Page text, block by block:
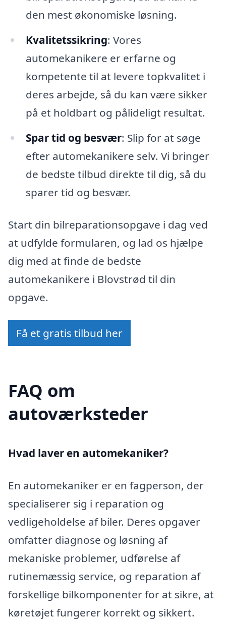
den mest økonomiske løsning.
Kvalitetssikring: Vores
automekanikere er erfarne og
kompetente til at levere topkvalitet i
deres arbejde, så du kan være sikker
på et holdbart og pålideligt resultat.
Spar tid og besvær: Slip for at søge
efter automekanikere selv. Vi bringer
de bedste tilbud direkte til dig, så du
sparer tid og besvær.
Start din bilreparationsopgave i dag ved
at udfylde formularen, og lad os hjælpe
dig med at finde de bedste
automekanikere i Blovstrød til din
opgave.
Få et gratis tilbud her
FAQ om
autoværksteder
Hvad laver en automekaniker?
En automekaniker er en fagperson, der
specialiserer sig i reparation og
vedligeholdelse af biler. Deres opgaver
omfatter diagnose og løsning af
mekaniske problemer, udførelse af
rutinemæssig service, og reparation af
forskellige bilkomponenter for at sikre, at
køretøjet fungerer korrekt og sikkert.